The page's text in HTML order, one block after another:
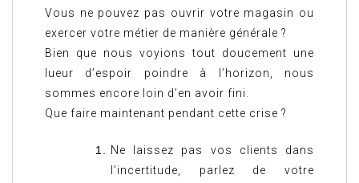
Vous ne pouvez pas ouvrir votre magasin ou
exercer votre métier de manière générale ?
Bien que nous voyions tout doucement une
lueur d’espoir poindre à l’horizon, nous
sommes encore loin d’en avoir fini.
Que faire maintenant pendant cette crise ?
Ne laissez pas vos clients dans
l’incertitude, parlez de votre